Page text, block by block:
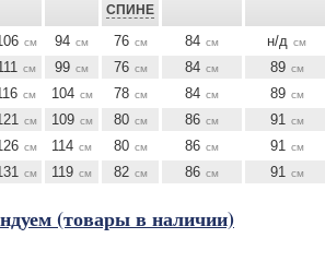
СПИНЕ
см 94 см 76 см 84 см н/д см
см 99 см 76 см 84 см 89 см
см 104 см 78 см 84 см 89 см
см 109 см 80 см 86 см 91 см
см 114 см 80 см 86 см 91 см
см 119 см 82 см 86 см 91 см
(товары в наличии)